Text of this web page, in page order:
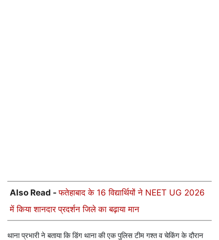
Also Read -फतेहाबाद के 16 विद्यार्थियों ने NEET UG 2026
में किया शानदार प्रदर्शन जिले का बढ़ाया मान
थाना प्रभारी ने बताया कि डिंग थाना की एक पुलिस टीम गश्त व चेकिंग के दौरान